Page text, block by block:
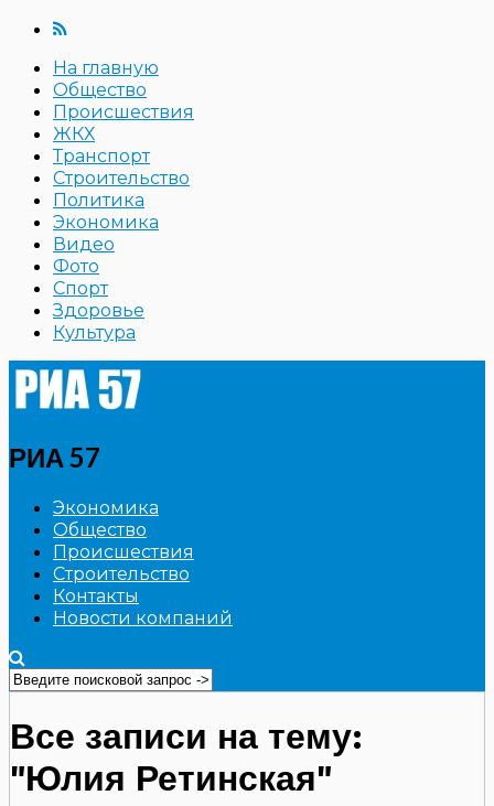
На главную
Общество
Происшествия
ЖКХ
Транспорт
Строительство
Политика
Экономика
Видео
Фото
Спорт
Здоровье
Культура
РИА 57
Экономика
Общество
Происшествия
Строительство
Контакты
Новости компаний
Все записи на тему:
"Юлия Ретинская"